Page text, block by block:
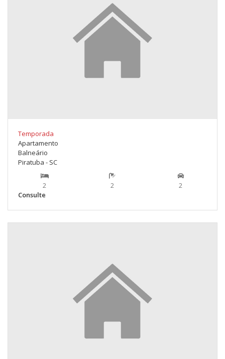
Temporada
Apartamento
Balneário
Piratuba - SC
2 2
2
Consulte